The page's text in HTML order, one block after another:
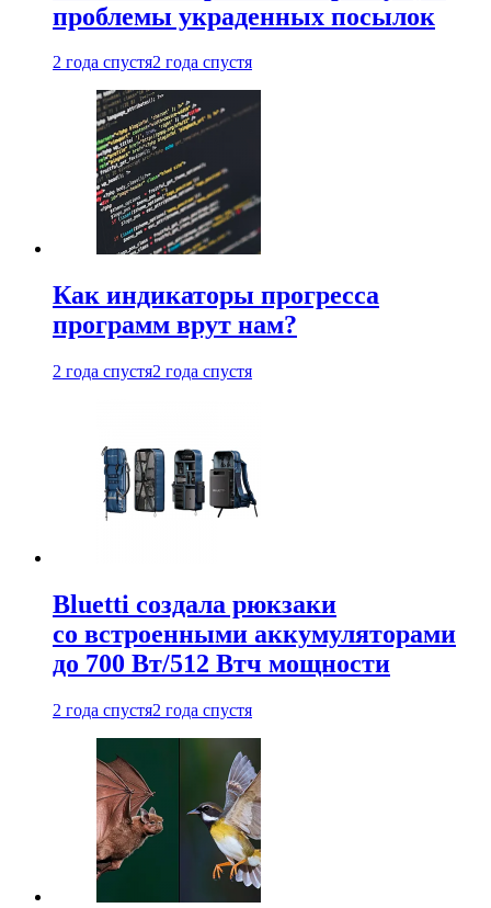
проблемы украденных посылок
2 года спустя2 года спустя
Как индикаторы прогресса
программ врут нам?
2 года спустя2 года спустя
Bluetti создала рюкзаки
со встроенными аккумуляторами
до 700 Вт/512 Втч мощности
2 года спустя2 года спустя